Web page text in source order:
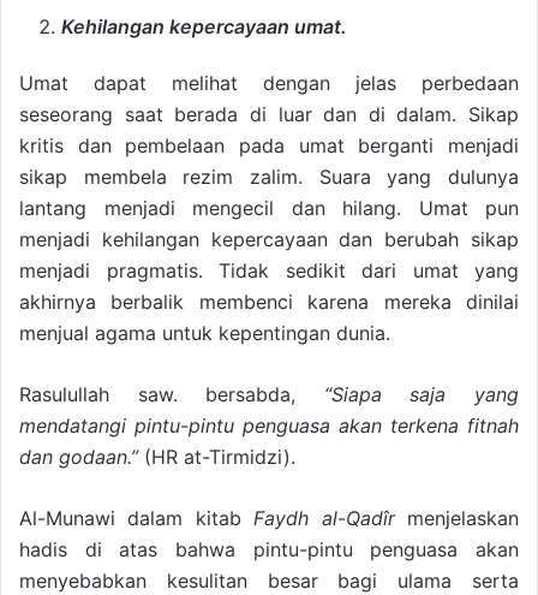
Kehilangan kepercayaan umat.
Umat dapat melihat dengan jelas perbedaan
seseorang saat berada di luar dan di dalam. Sikap
kritis dan pembelaan pada umat berganti menjadi
sikap membela rezim zalim. Suara yang dulunya
lantang menjadi mengecil dan hilang. Umat pun
menjadi kehilangan kepercayaan dan berubah sikap
menjadi pragmatis. Tidak sedikit dari umat yang
akhirnya berbalik membenci karena mereka dinilai
menjual agama untuk kepentingan dunia.
Rasulullah saw. bersabda, “Siapa saja yang
mendatangi pintu-pintu penguasa akan terkena fitnah
dan godaan.”(HR at-Tirmidzi).
Al-Munawi dalam kitabFaydh al-Qadîrmenjelaskan
hadis di atas bahwa pintu-pintu penguasa akan
menyebabkan kesulitan besar bagi ulama serta